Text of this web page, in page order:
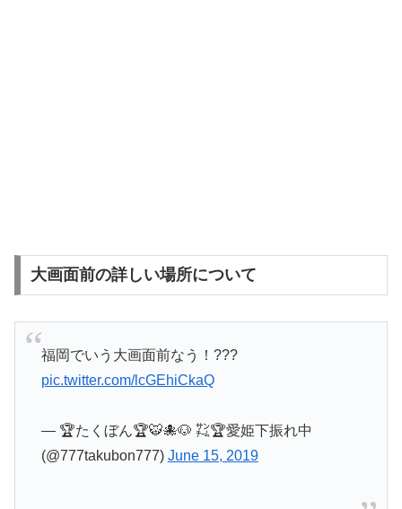
大画面前の詳しい場所について
福岡でいう大画面前なう！???
pic.twitter.com/lcGEhiCkaQ
— 🏆たくぼん🏆🐯🐙🐶 ㌠🏆愛姫下振れ中
(@777takubon777) June 15, 2019